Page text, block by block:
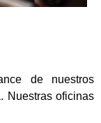
de nuestros
Nuestras oficinas